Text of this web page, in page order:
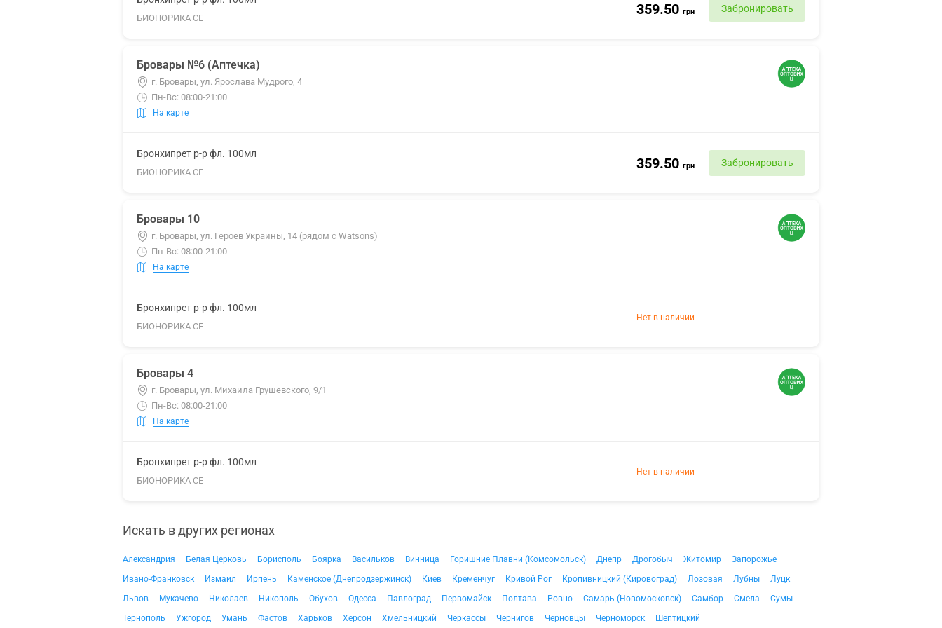
БИОНОРИКА СЕ
359.50 грн Забронировать
Бровары №6 (Аптечка)
г. Бровары, ул. Ярослава Мудрого, 4
Пн-Вс: 08:00-21:00
На карте
Бронхипрет р-р фл. 100мл
БИОНОРИКА СЕ
359.50 грн Забронировать
Бровары 10
г. Бровары, ул. Героев Украины, 14 (рядом с Watsons)
Пн-Вс: 08:00-21:00
На карте
Бронхипрет р-р фл. 100мл
БИОНОРИКА СЕ
Нет в наличии
Бровары 4
г. Бровары, ул. Михаила Грушевского, 9/1
Пн-Вс: 08:00-21:00
На карте
Бронхипрет р-р фл. 100мл
БИОНОРИКА СЕ
Нет в наличии
Искать в других регионах
Александрия Белая Церковь Борисполь Боярка Васильков Винница Горишние Плавни (Комсомольск) Днепр Дрогобыч Житомир
Запорожье
Ивано-Франковск
Измаил Ирпень Каменское (Днепродзержинск) Киев Кременчуг Кривой Рог Кропивницкий (Кировоград) Лозовая Лубны
Луцк
Львов
Мукачево Николаев Никополь Обухов Одесса Павлоград Первомайск Полтава Ровно Самарь (Новомосковск) Самбор Смела
Сумы
Тернополь
Ужгород Умань Фастов Харьков Херсон Хмельницкий Черкассы Чернигов Черновцы Черноморск Шептицкий